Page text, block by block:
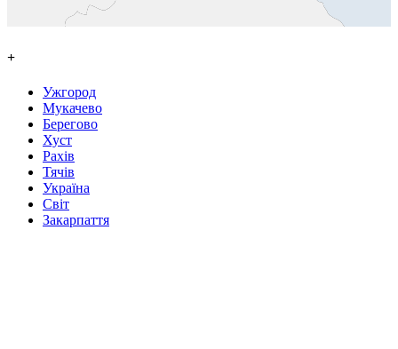
+
Ужгород
Мукачево
Берегово
Хуст
Рахів
Тячів
Україна
Світ
Закарпаття